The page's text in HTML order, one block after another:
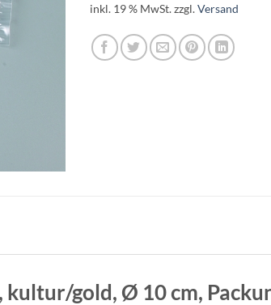
inkl. 19 % MwSt.zzgl.Versand
gold, Ø 10 cm,